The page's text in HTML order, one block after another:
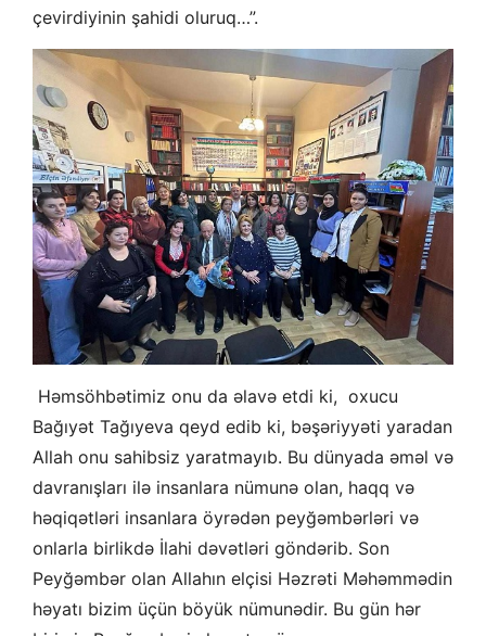
çevirdiyinin şahidi oluruq…”.
Həmsöhbətimiz onu da əlavə etdi ki, oxucu
Bağıyət Tağıyeva qeyd edib ki, bəşəriyyəti yaradan
Allah onu sahibsiz yaratmayıb. Bu dünyada əməl və
davranışları ilə insanlara nümunə olan, haqq və
həqiqətləri insanlara öyrədən peyğəmbərləri və
onlarla birlikdə İlahi dəvətləri göndərib. Son
Peyğəmbər olan Allahın elçisi Həzrəti Məhəmmədin
həyatı bizim üçün böyük nümunədir. Bu gün hər